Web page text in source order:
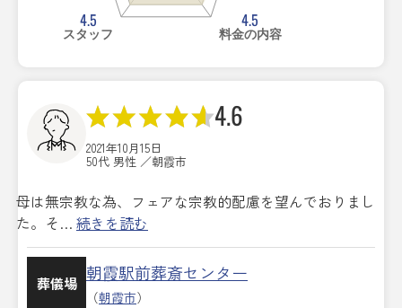
4.5
料金の内容
4.5
スタッフ
4.6
2021年10月15日
50代 男性 ／朝霞市
母は無宗教な為、フェアな宗教的配慮を望んでおりまし
た。そ… 続きを読む
葬儀場 朝霞駅前葬斎センター
（朝霞市）